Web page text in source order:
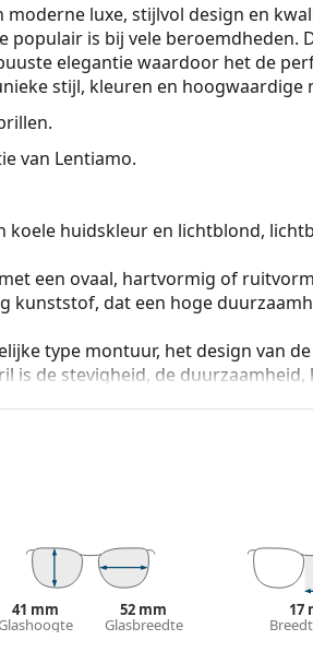
luxe, stijlvol design en
populair is bij vele beroemdheden.
elegantie waardoor het de
stijl, kleuren en hoogwaardige
van Lentiamo.
koele huidskleur en lichtblond,
een ovaal, hartvormig of
kunststof, dat een hoge
type montuur, het design van
is de stevigheid, de
de koker en het ontwerp kunnen
verzorgen van zonnebrillen.
van een doekje.
of Bekijk onze brillengids
als je
gebruik.
41 mm 52 mm
Glasbreedte
17